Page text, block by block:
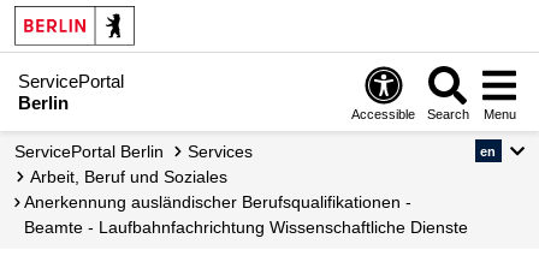
ServicePortal
Berlin
Accessible Search Menu
ServicePortal Berlin
Services
Arbeit, Beruf und Soziales
Anerkennung ausländischer Berufsqualifikationen -
Beamte - Laufbahnfachrichtung Wissenschaftliche Dienste
en